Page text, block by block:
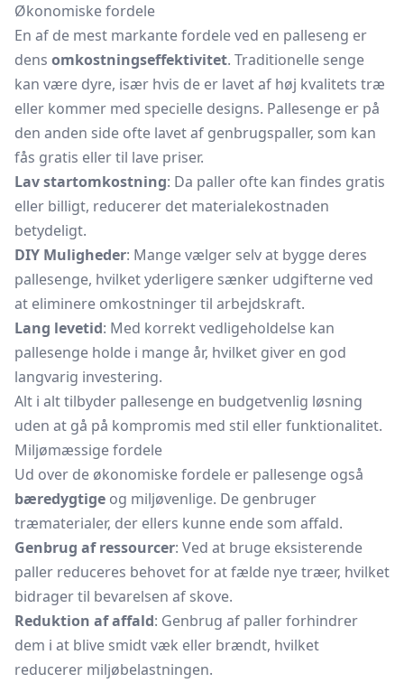
Økonomiske fordele
En af de mest markante fordele ved en palleseng er
dens omkostningseffektivitet. Traditionelle senge
kan være dyre, især hvis de er lavet af høj kvalitets træ
eller kommer med specielle designs. Pallesenge er på
den anden side ofte lavet af genbrugspaller, som kan
fås gratis eller til lave priser.
Lav startomkostning: Da paller ofte kan findes gratis
eller billigt, reducerer det materialekostnaden
betydeligt.
DIY Muligheder: Mange vælger selv at bygge deres
pallesenge, hvilket yderligere sænker udgifterne ved
at eliminere omkostninger til arbejdskraft.
Lang levetid: Med korrekt vedligeholdelse kan
pallesenge holde i mange år, hvilket giver en god
langvarig investering.
Alt i alt tilbyder pallesenge en budgetvenlig løsning
uden at gå på kompromis med stil eller funktionalitet.
Miljømæssige fordele
Ud over de økonomiske fordele er pallesenge også
bæredygtige og miljøvenlige. De genbruger
træmaterialer, der ellers kunne ende som affald.
Genbrug af ressourcer: Ved at bruge eksisterende
paller reduceres behovet for at fælde nye træer, hvilket
bidrager til bevarelsen af skove.
Reduktion af affald: Genbrug af paller forhindrer
dem i at blive smidt væk eller brændt, hvilket
reducerer miljøbelastningen.